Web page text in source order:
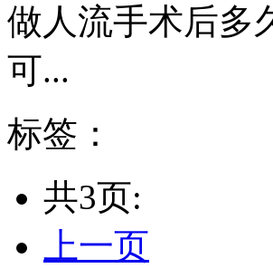
做人流手术后多
可...
标签：
共3页:
上一页